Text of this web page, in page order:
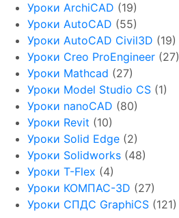
Уроки ArchiCAD (19)
Уроки AutoCAD (55)
Уроки AutoCAD Civil3D (19)
Уроки Creo ProEngineer (27)
Уроки Mathcad (27)
Уроки Model Studio CS (1)
Уроки nanoCAD (80)
Уроки Revit (10)
Уроки Solid Edge (2)
Уроки Solidworks (48)
Уроки T-Flex (4)
Уроки КОМПАС-3D (27)
Уроки СПДС GraphiCS (121)